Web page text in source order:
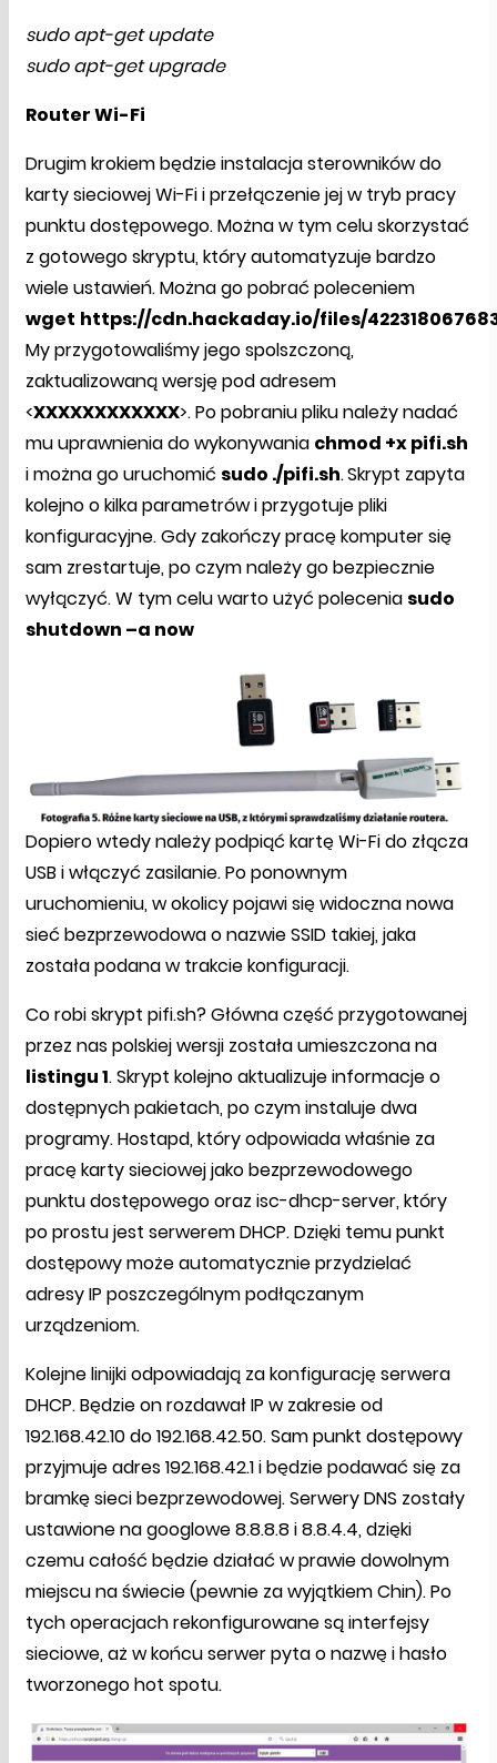
sudo apt-get update
sudo apt-get upgrade
Router Wi-Fi
Drugim krokiem będzie instalacja sterowników do
karty sieciowej Wi-Fi i przełączenie jej w tryb pracy
punktu dostępowego. Można w tym celu skorzystać
z gotowego skryptu, który automatyzuje bardzo
wiele ustawień. Można go pobrać poleceniem
wget https://cdn.hackaday.io/files/
My przygotowaliśmy jego spolszczoną,
zaktualizowaną wersję pod adresem
<XXXXXXXXXXXX>. Po pobraniu pliku należy nadać
mu uprawnienia do wykonywania chmod +x pifi.sh
i można go uruchomić sudo ./pifi.sh.Skrypt zapyta
kolejno o kilka parametrów i przygotuje pliki
konfiguracyjne. Gdy zakończy pracę komputer się
sam zrestartuje, po czym należy go bezpiecznie
wyłączyć. W tym celu warto użyć polecenia sudo
shutdown –a now
Dopiero wtedy należy podpiąć kartę Wi-Fi do złącza
USB i włączyć zasilanie. Po ponownym
uruchomieniu, w okolicy pojawi się widoczna nowa
sieć bezprzewodowa o nazwie SSID takiej, jaka
została podana w trakcie konfiguracji.
Co robi skrypt pifi.sh? Główna część przygotowanej
przez nas polskiej wersji została umieszczona na
listingu 1. Skrypt kolejno aktualizuje informacje o
dostępnych pakietach, po czym instaluje dwa
programy. Hostapd, który odpowiada właśnie za
pracę karty sieciowej jako bezprzewodowego
punktu dostępowego oraz isc-dhcp-server, który
po prostu jest serwerem DHCP. Dzięki temu punkt
dostępowy może automatycznie przydzielać
adresy IP poszczególnym podłączanym
urządzeniom.
Kolejne linijki odpowiadają za konfigurację serwera
DHCP. Będzie on rozdawał IP w zakresie od
192.168.42.10 do 192.168.42.50. Sam punkt dostępowy
przyjmuje adres 192.168.42.1 i będzie podawać się za
bramkę sieci bezprzewodowej. Serwery DNS zostały
ustawione na googlowe 8.8.8.8 i 8.8.4.4, dzięki
czemu całość będzie działać w prawie dowolnym
miejscu na świecie (pewnie za wyjątkiem Chin). Po
tych operacjach rekonfigurowane są interfejsy
sieciowe, aż w końcu serwer pyta o nazwę i hasło
tworzonego hot spotu.